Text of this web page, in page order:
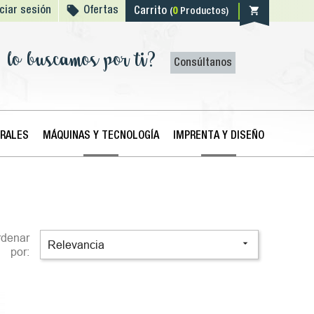
sesión  Ofertas Carrito (0Productos) shopping_cart
lo buscamos por ti? Consúltanos
MÁQUINAS Y TECNOLOGÍA IMPRENTA Y DISEÑO
por:
Relevancia 